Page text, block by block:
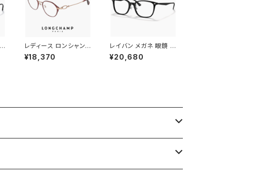
レディース ロンシャン
メガネ lo2548lbj-60
2 47mm longchamp
¥18,370
レイバン メガネ 眼鏡 rx
5403d 5725 54mm
Ray-Ban 眼鏡 メンズ
ミーレンズ発送
¥20,680